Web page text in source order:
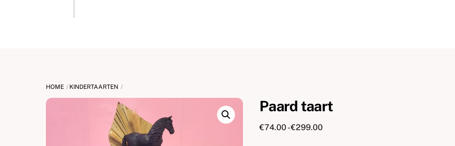
HOME KINDERTAARTEN
Paard taart
€74.00 - €299.00